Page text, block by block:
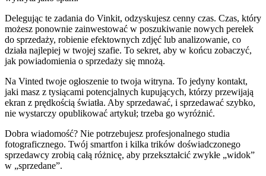
Delegując te zadania do Vinkit, odzyskujesz cenny czas. Czas, który
możesz ponownie zainwestować w poszukiwanie nowych perełek
do sprzedaży, robienie efektownych zdjęć lub analizowanie, co
działa najlepiej w twojej szafie. To sekret, aby w końcu zobaczyć,
jak powiadomienia o sprzedaży się mnożą.
Na Vinted twoje ogłoszenie to twoja witryna. To jedyny kontakt,
jaki masz z tysiącami potencjalnych kupujących, którzy przewijają
ekran z prędkością światła. Aby sprzedawać, i sprzedawać szybko,
nie wystarczy opublikować artykuł; trzeba go wyróżnić.
Dobra wiadomość? Nie potrzebujesz profesjonalnego studia
fotograficznego. Twój smartfon i kilka trików doświadczonego
sprzedawcy zrobią całą różnicę, aby przekształcić zwykłe „widok”
w „sprzedane”.